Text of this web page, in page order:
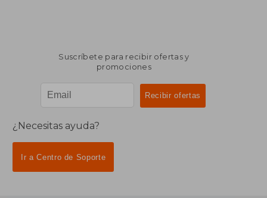
Suscríbete para recibir ofertas y
promociones
¿Necesitas ayuda?
Ir a Centro de Soporte